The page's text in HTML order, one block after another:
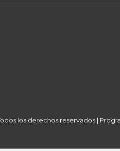
los derechos reservados |